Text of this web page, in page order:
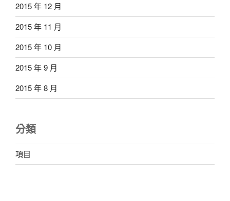
2015 年 12 月
2015 年 11 月
2015 年 10 月
2015 年 9 月
2015 年 8 月
分類
項目